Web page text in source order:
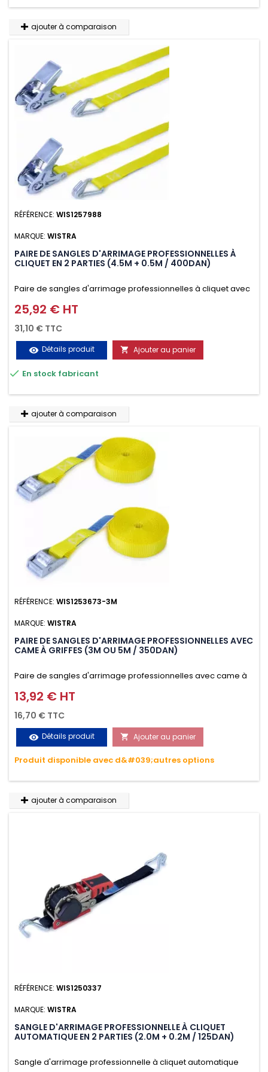
ajouter à comparaison
RÉFÉRENCE: WIS1257988
MARQUE: WISTRA
PAIRE DE SANGLES D'ARRIMAGE PROFESSIONNELLES À
CLIQUET EN 2 PARTIES (4.5M + 0.5M / 400DAN)
Paire de sangles d'arrimage professionnelles à cliquet avec
crochet en 2 parties (4.5M + 0.5M / 400daN), simple et rapide
d'utilisation. Permet d'arrimer et de sécuriser
vos chargements pendant le transport. Matière polyester
très résistante aux UV et aux variations de températures,
n'absorbe pas l'eau.
Prix
25,92 € HT
31,10 € TTC
visibility Détails produit  Ajouter au panier
 En stock fabricant
ajouter à comparaison
RÉFÉRENCE: WIS1253673-3M
MARQUE: WISTRA
PAIRE DE SANGLES D'ARRIMAGE PROFESSIONNELLES AVEC
CAME À GRIFFES (3M OU 5M / 350DAN)
Paire de sangles d'arrimage professionnelles avec came à
griffes (3M ou 5M / 350daN), simple et rapide d'utilisation.
Permet d'arrimer et de sécuriser vos chargements pendant
le transport. Matière polyester très résistante aux UV et aux
variations de températures, n'absorbe pas l'eau.
Prix
13,92 € HT
16,70 € TTC
visibility Détails produit  Ajouter au panier
Produit disponible avec d&#039;autres options
ajouter à comparaison
RÉFÉRENCE: WIS1250337
MARQUE: WISTRA
SANGLE D'ARRIMAGE PROFESSIONNELLE À CLIQUET
AUTOMATIQUE EN 2 PARTIES (2.0M + 0.2M / 125DAN)
Sangle d'arrimage professionnelle à cliquet automatique